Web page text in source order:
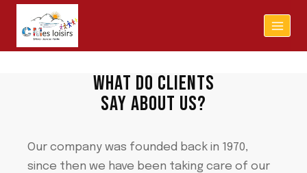
WHAT DO CLIENTS
SAY ABOUT US?
Our company was founded back in 1970,
since then we have been taking care of our